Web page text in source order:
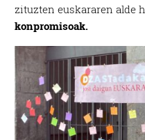
zituzten euskararen alde
konpromisoak.